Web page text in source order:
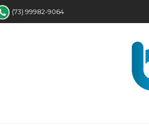
(73) 99982-9064